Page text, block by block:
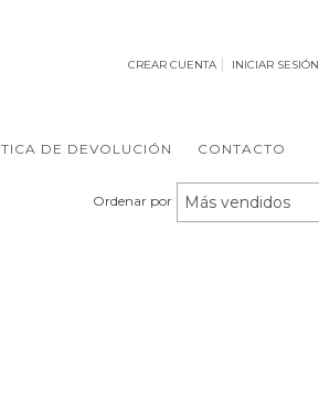
CREAR CUENTA INICIAR SESIÓN
DE DEVOLUCIÓN CONTACTO
Ordenar por